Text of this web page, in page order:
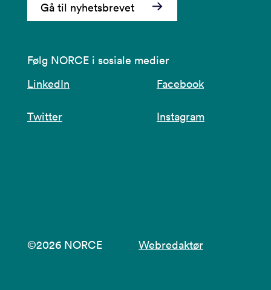
Gå til nyhetsbrevet
Følg NORCE i sosiale medier
LinkedIn
Facebook
Twitter Instagram
©2026 NORCE Webredaktør